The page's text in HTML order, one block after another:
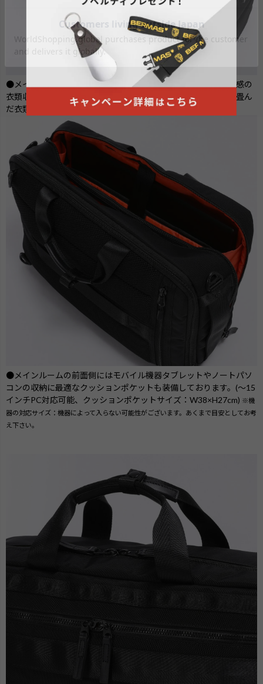
●メインルームの背面側にはマチ付きでゆったりとしたサイズ感の
衣類収納ポケットを設置。ベルクロで着脱するフラップ開閉で畳ん
だ衣類を崩すことなく収納が可能で出し入れもスムーズです。
●メインルームの前面側にはモバイル機器タブレットやノートパソ
コンの収納に最適なクッションポケットも装備しております。(～15
インチPC対応可能、クッションポケットサイズ：W38×H27cm) ※機
器の対応サイズ：機器によって入らない可能性がございます。あくまで目安としてお考
え下さい。